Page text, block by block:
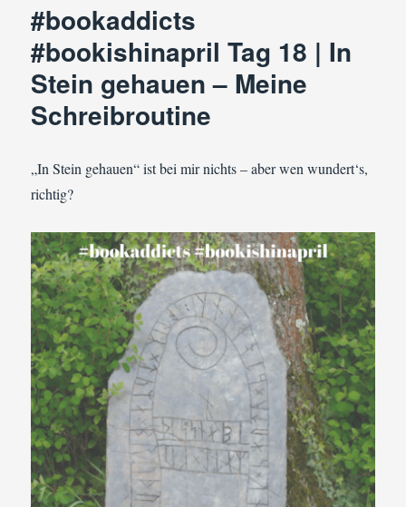
#bookaddicts
#bookishinapril Tag 18 | In
Stein gehauen – Meine
Schreibroutine
„In Stein gehauen“ ist bei mir nichts – aber wen wundert‘s,
richtig?